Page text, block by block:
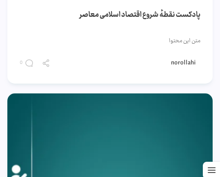
پادکست نقطهٔ شروع اقتصاد اسلامی معاصر
متن این محتوا
norollahi
0